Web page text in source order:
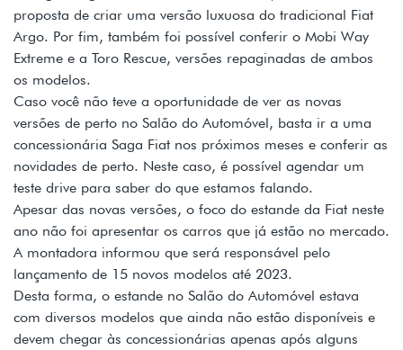
proposta de criar uma versão luxuosa do tradicional Fiat
Argo. Por fim, também foi possível conferir o Mobi Way
Extreme e a Toro Rescue, versões repaginadas de ambos
os modelos.
Caso você não teve a oportunidade de ver as novas
versões de perto no Salão do Automóvel, basta ir a uma
concessionária Saga Fiat nos próximos meses e conferir as
novidades de perto. Neste caso, é possível agendar um
teste drive para saber do que estamos falando.
Apesar das novas versões, o foco do estande da Fiat neste
ano não foi apresentar os carros que já estão no mercado.
A montadora informou que será responsável pelo
lançamento de 15 novos modelos até 2023.
Desta forma, o estande no Salão do Automóvel estava
com diversos modelos que ainda não estão disponíveis e
devem chegar às concessionárias apenas após alguns